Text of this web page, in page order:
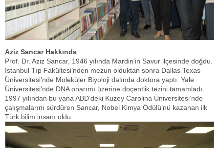
Aziz Sancar Hakkında
Prof. Dr. Aziz Sancar, 1946 yılında Mardin’in Savur ilçesinde doğdu.
İstanbul Tıp Fakültesi’nden mezun olduktan sonra Dallas Texas
Üniversitesi’nde Moleküler Biyoloji dalında doktora yaptı. Yale
Üniversitesi’nde DNA onarımı üzerine doçentlik tezini tamamladı.
1997 yılından bu yana ABD’deki Kuzey Carolina Üniversitesi’nde
çalışmalarını sürdüren Sancar, Nobel Kimya Ödülü’nü kazanan ilk
Türk bilim insanı oldu.